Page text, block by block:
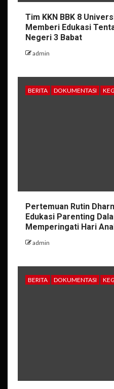
Tim KKN BBK 8
Memberi Edukasi
Negeri 3 Babat
admin
BERITA DOKUMENTASI
Pertemuan Rutin
Edukasi Parenting
Memperingati Hari
admin
BERITA DOKUMENTASI